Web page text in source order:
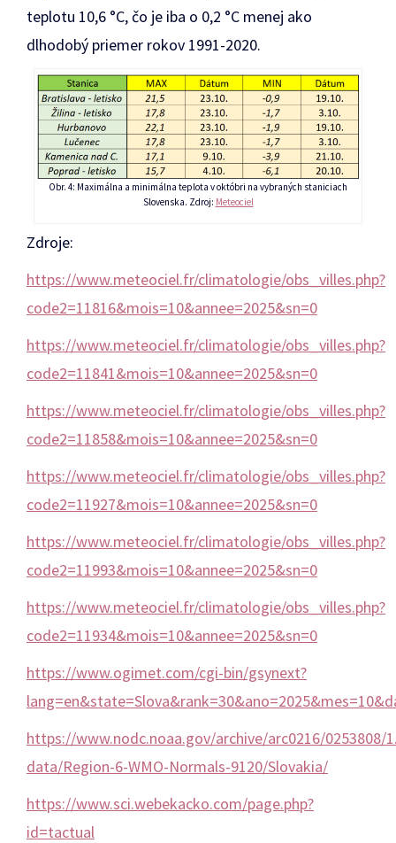
teplotu 10,6 °C, čo je iba o 0,2 °C menej ako
dlhodobý priemer rokov 1991-2020.
Obr. 4: Maximálna a minimálna teplota v októbri na vybraných staniciach
Slovenska. Zdroj: Meteociel
Zdroje:
https://www.meteociel.fr/climatologie/obs_villes.php?
code2=11816&mois=10&annee=2025&sn=0
https://www.meteociel.fr/climatologie/obs_villes.php?
code2=11841&mois=10&annee=2025&sn=0
https://www.meteociel.fr/climatologie/obs_villes.php?
code2=11858&mois=10&annee=2025&sn=0
https://www.meteociel.fr/climatologie/obs_villes.php?
code2=11927&mois=10&annee=2025&sn=0
https://www.meteociel.fr/climatologie/obs_villes.php?
code2=11993&mois=10&annee=2025&sn=0
https://www.meteociel.fr/climatologie/obs_villes.php?
code2=11934&mois=10&annee=2025&sn=0
https://www.ogimet.com/cgi-bin/gsynext?
https://www.nodc.noaa.gov/archive/arc0216/0253808/
data/Region-6-WMO-Normals-9120/Slovakia/
https://www.sci.webekacko.com/page.php?
id=tactual